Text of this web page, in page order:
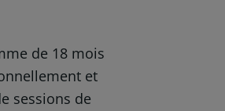
de 18 mois
et
sessions de